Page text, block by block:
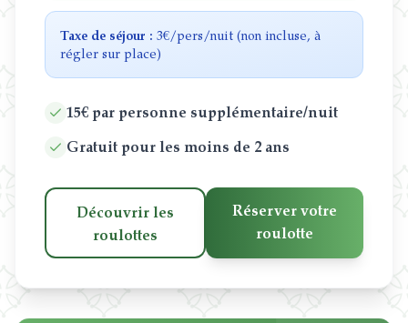
Taxe de séjour : 3€/pers/nuit (non incluse, à
régler sur place)
15€ par personne supplémentaire/nuit
Gratuit pour les moins de 2 ans
Découvrir les
roulottes
Réserver votre
roulotte